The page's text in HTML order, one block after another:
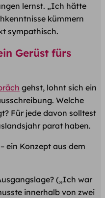
lernst. „Ich hätte
kümmern
sympathisch.
Gerüst fürs
gehst, lohnt sich ein
Welche
Für jede davon solltest
parat haben.
ein Konzept aus dem
(„Ich war
innerhalb von zwei